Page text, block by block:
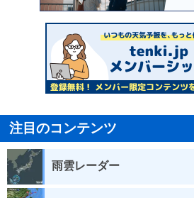
注目のコンテンツ
雨雲レーダー